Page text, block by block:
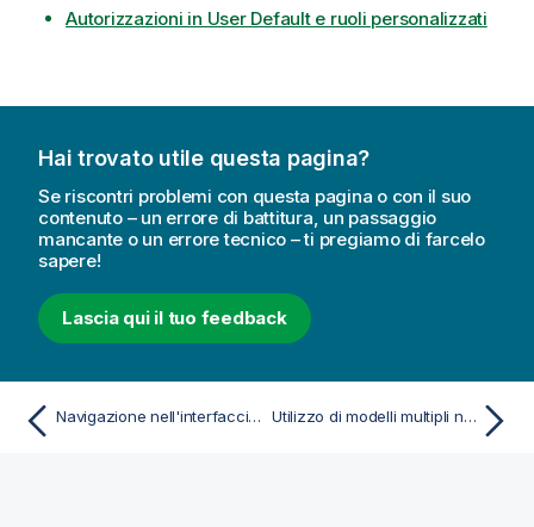
Autorizzazioni in User Default e ruoli personalizzati
Hai trovato utile questa pagina?
Se riscontri problemi con questa pagina o con il suo
contenuto – un errore di battitura, un passaggio
mancante o un errore tecnico – ti pregiamo di farcelo
sapere!
Lascia qui il tuo feedback
Navigazione nell'interfaccia di distribuzione ML Utilizzo di modelli multipli nella distribuzione di ML